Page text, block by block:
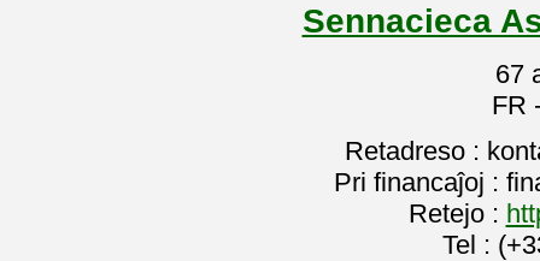
Sennacieca
67
FR
Retadreso :
Pri financaĵoj :
Retejo :
Tel :